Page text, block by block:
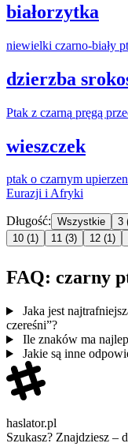
białorzytka
niewielki czarno-biały
dzierzba
Ptak z czarną pręgą
wieszczek
ptak o czarnym
Eurazji i Afryki
Długość: Wszystkie 3
10 (1) 11 (3) 12 (1)
FAQ: czarny
Jaka jest
czereśni”?
Ile znaków ma
Jakie są inne
haslator.pl
Szukasz? Znajdziesz –